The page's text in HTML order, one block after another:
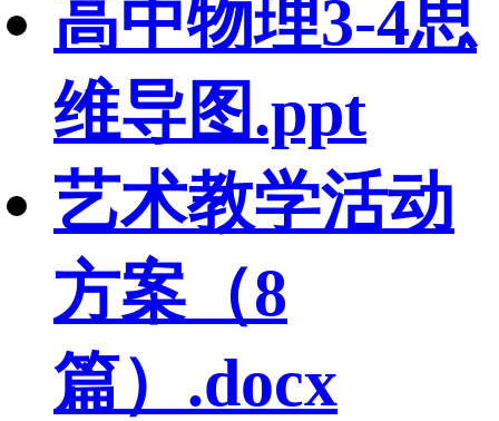
高中物理3-4思
维导图.ppt
艺术教学活动
方案（8
篇）.docx